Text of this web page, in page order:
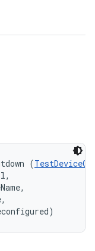
(